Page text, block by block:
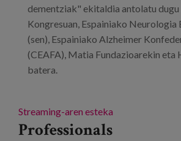
dementziak" ekitaldia antolatu
Kongresuan, Espainiako Neurologia
(sen), Espainiako Alzheimer
(CEAFA), Matia Fundazioarekin eta
batera.
Streaming-aren esteka
Professionals